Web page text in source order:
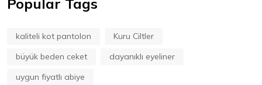
Popular Tags
kaliteli kot pantolon
Kuru Ciltler
büyük beden ceket
dayanıklı eyeliner
uygun fiyatlı abiye